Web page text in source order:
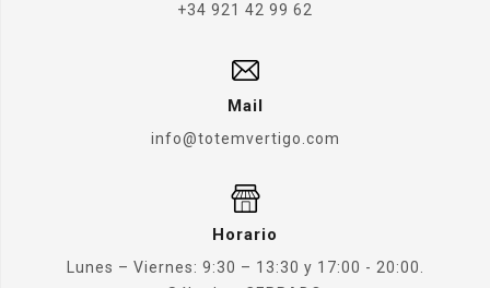
+34 921 42 99 62
Mail
info@totemvertigo.com
Horario
Lunes – Viernes: 9:30 – 13:30 y 17:00 - 20:00.